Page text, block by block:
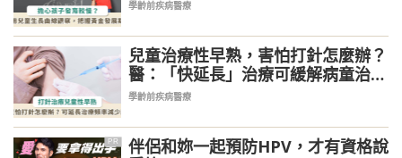
學齡前疾病醫療
兒童治療性早熟，害怕打針怎麼辦？
醫：「快延長」治療可緩解病童治療
壓力
學齡前疾病醫療
PR
伴侶和妳一起預防HPV，才有資格說